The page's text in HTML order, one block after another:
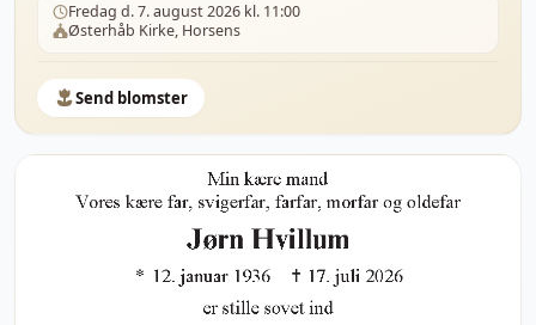
Fredag d. 7. august 2026 kl. 11:00
Østerhåb Kirke, Horsens
Send blomster